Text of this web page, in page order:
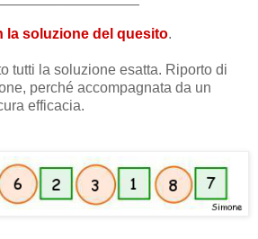
la soluzione del quesito.
tutti la soluzione esatta. Riporto di
perché accompagnata da un
efficacia.